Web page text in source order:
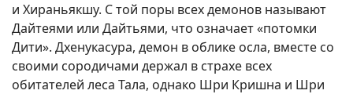
и Хираньякшу. С той поры всех демонов называют
Дайтеями или Дайтьями, что означает «потомки
Дити». Дхенукасура, демон в облике осла, вместе со
своими сородичами держал в страхе всех
обитателей леса Тала, однако Шри Кришна и Шри